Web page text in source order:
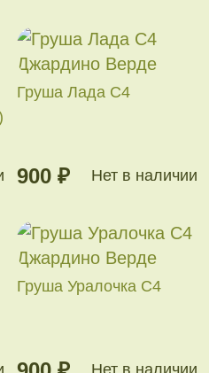
Груша Лада С4
900 ₽ Нет в наличии
Груша Уралочка С4